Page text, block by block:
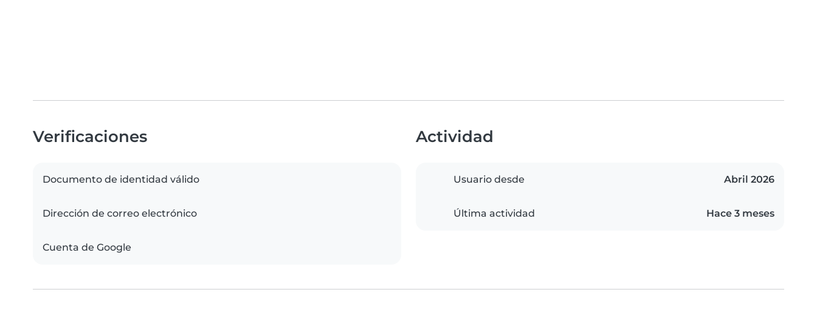
Verificaciones
Documento de identidad válido
Dirección de correo electrónico
Cuenta de Google
Actividad
Usuario desde Abril 2026
Última actividad Hace 3 meses